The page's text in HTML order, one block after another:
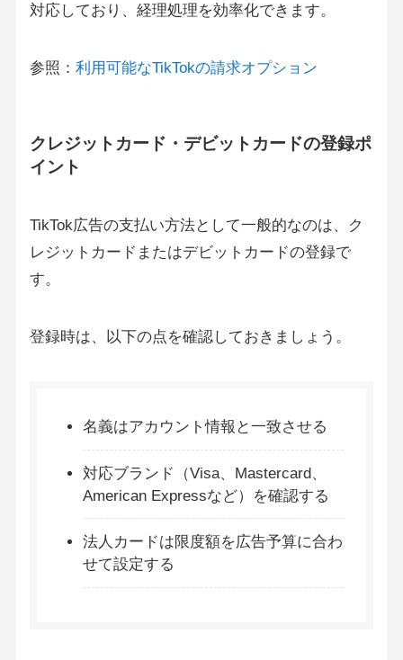
対応しており、経理処理を効率化できます。
参照： 利用可能なTikTokの請求オプション
クレジットカード・デビットカードの登録ポ
イント
TikTok広告の支払い方法として一般的なのは、ク
レジットカードまたはデビットカードの登録で
す。
登録時は、以下の点を確認しておきましょう。
名義はアカウント情報と一致させる
対応ブランド（Visa、Mastercard、
American Expressなど）を確認する
法人カードは限度額を広告予算に合わ
せて設定する